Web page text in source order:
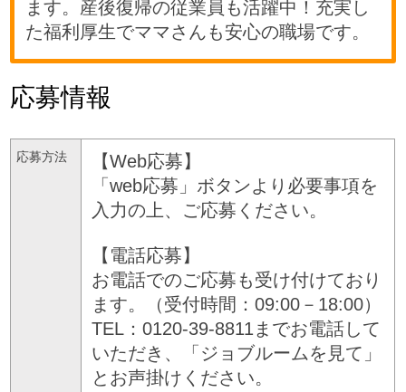
ます。産後復帰の従業員も活躍中！充実し
た福利厚生でママさんも安心の職場です。
応募情報
応募方法
【Web応募】
「web応募」ボタンより必要事項を
入力の上、ご応募ください。
【電話応募】
お電話でのご応募も受け付けており
ます。（受付時間：09:00－18:00）
TEL：0120-39-8811までお電話して
いただき、「ジョブルームを見て」
とお声掛けください。